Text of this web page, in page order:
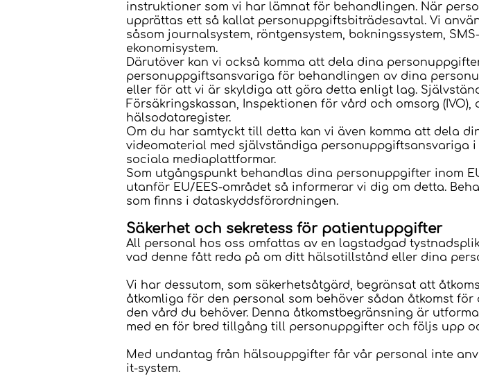
instruktioner som vi har lämnat för behandlingen. När
upprättas ett så kallat personuppgiftsbiträdesavtal. Vi
såsom journalsystem, röntgensystem, bokningssystem,
ekonomisystem.
Därutöver kan vi också komma att dela dina
personuppgiftsansvariga för behandlingen av dina
eller för att vi är skyldiga att göra detta enligt lag.
Försäkringskassan, Inspektionen för vård och omsorg
hälsodataregister.
Om du har samtyckt till detta kan vi även komma att dela
videomaterial med självständiga personuppgiftsansvariga
sociala mediaplattformar.
Som utgångspunkt behandlas dina personuppgifter inom
utanför EU/EES-området så informerar vi dig om detta.
som finns i dataskyddsförordningen.
Säkerhet och sekretess för patientuppgifter
All personal hos oss omfattas av en lagstadgad
vad denne fått reda på om ditt hälsotillstånd eller dina
Vi har dessutom, som säkerhetsåtgärd, begränsat att
åtkomliga för den personal som behöver sådan åtkomst
den vård du behöver. Denna åtkomstbegränsning är
med en för bred tillgång till personuppgifter och följs upp
Med undantag från hälsouppgifter får vår personal inte
it-system.